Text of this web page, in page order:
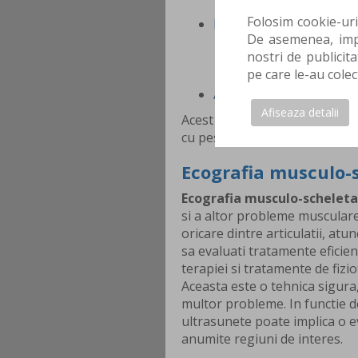
Folosim cookie-
De asemenea,
nostri de
pe care le-au
Afiseaza detalii
Realizarea ecografiei
Pregatirea
Procedura de
Interpretarea
Analize complementare
Acest articol a fost scria de
cu peste 10 de experienta,
Ecografia
Ecografia musculo-
si a altor probleme
oricare dintre articulatii,
sa evaluati tratamente
terapiei si tratamente de
Aceasta este o tehnica
multor probleme. In functie
ultrasunete poate implica o
anumite regiuni de interes.